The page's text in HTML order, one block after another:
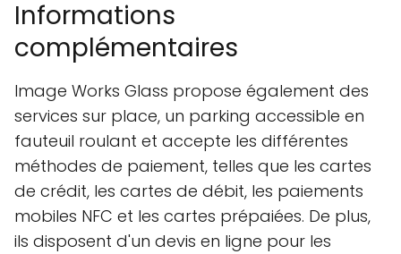
Informations
complémentaires
Image Works Glass propose également des
services sur place, un parking accessible en
fauteuil roulant et accepte les différentes
méthodes de paiement, telles que les cartes
de crédit, les cartes de débit, les paiements
mobiles NFC et les cartes prépaiées. De plus,
ils disposent d'un devis en ligne pour les